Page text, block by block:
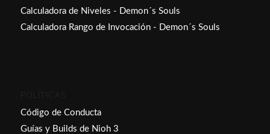
Calculadora de Niveles - Demon´s Souls
Calculadora Rango de Invocación - Demon´s Souls
POLÍTICAS
Código de Conducta
Guías y Builds de Nioh 3